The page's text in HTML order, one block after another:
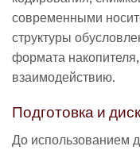
современными
структуры
формата
взаимодействию.
Подготовка и
До использованием